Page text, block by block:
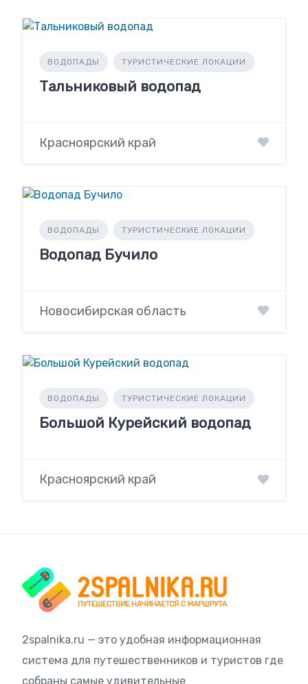
ВОДОПАДЫ ТУРИСТИЧЕСКИЕ ЛОКАЦИИ
Тальниковый водопад
Красноярский край
ВОДОПАДЫ ТУРИСТИЧЕСКИЕ ЛОКАЦИИ
Водопад Бучило
Новосибирская область
ВОДОПАДЫ ТУРИСТИЧЕСКИЕ ЛОКАЦИИ
Большой Курейский водопад
Красноярский край
2spalnika.ru — это удобная информационная
система для путешественников и туристов где
собраны самые удивительные